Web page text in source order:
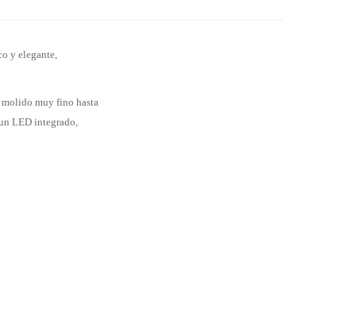
y elegante,
molido muy fino hasta
LED integrado,